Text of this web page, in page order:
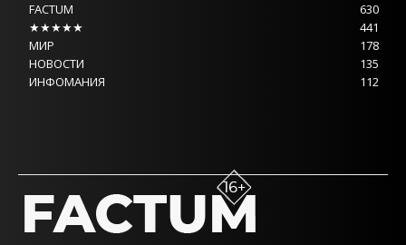
FACTUM
630
★★★★★
441
МИР
178
НОВОСТИ
135
ИНФОМАНИЯ
112